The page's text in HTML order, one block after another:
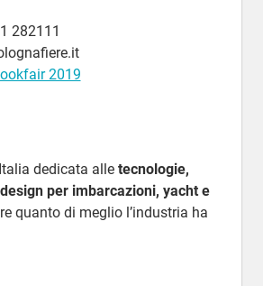
282111
2019
dedicata alle tecnologie,
per imbarcazioni, yacht e
quanto di meglio l’industria ha